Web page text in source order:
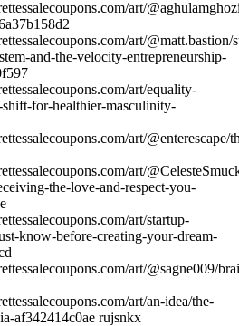
art/
art/@matt.bastion/
and-the-velocity-entrepreneurship-
art/equality-
for-healthier-masculinity-
art/@enterescape/
art/
the-love-and-respect-you-
art/startup-
know-before-creating-your-dream-
art/@sagne009/
art/an-idea/the-
af342414c0ae rujsnkx